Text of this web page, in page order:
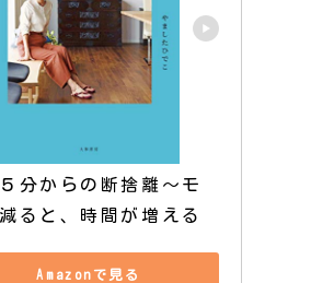
分からの断捨離～モ
ると、時間が増える
Amazonで見る